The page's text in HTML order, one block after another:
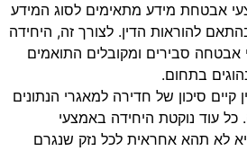
אבטחת מידע מתאימים לסוג המידע
להוראות הדין. לצורך זה, היחידה
סבירים ומקובלים התואמים
בתחום.
קיים סיכון של חדירה למאגרי הנתונים
כל עוד נוקטת היחידה באמצעי
לא תהא אחראית לכל נזק שנגרם